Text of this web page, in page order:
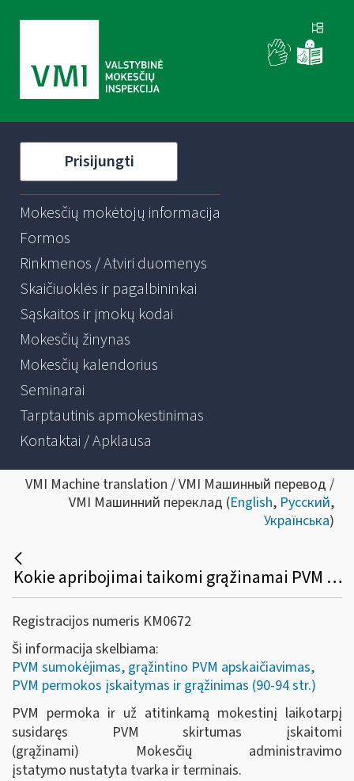
Prisijungti
Mokesčių mokėtojų informacija
Formos
Rinkmenos / Atviri duomenys
Skaičiuoklės ir pagalbininkai
Sąskaitos ir įmokų kodai
Mokesčių žinynas
Mokesčių kalendorius
Seminarai
Tarptautinis apmokestinimas
Kontaktai / Apklausa
VMI Machine translation / VMI Машинный перевод /
VMI Машинний переклад (English, Русский,
Українська)
Kokie apribojimai taikomi grąžinamai PVM sumai, susidariusiai už atitinkamą mokestinį laikotarpį?
Registracijos numeris KM0672
Ši informacija skelbiama:
PVM sumokėjimas, grąžintino PVM apskaičiavimas,
PVM permokos įskaitymas ir grąžinimas (90-94 str.)
PVM permoka ir už atitinkamą mokestinį laikotarpį
susidaręs PVM skirtumas įskaitomi
(grąžinami) Mokesčių administravimo
įstatymo nustatyta tvarka ir terminais.